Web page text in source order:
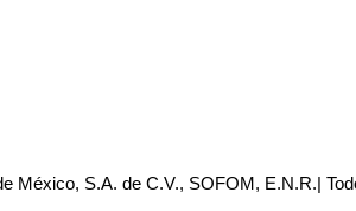
México, S.A. de C.V., SOFOM, E.N.R.|